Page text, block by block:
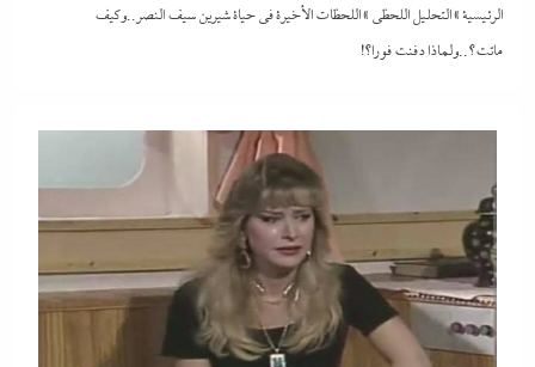
الرئيسية»التحليل اللحظي »اللحظات الأخيرة في حياة شيرين سيف النصر..وكيف
ماتت؟..ولماذا دفنت فورا؟!